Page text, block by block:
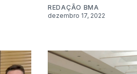
REDAÇÃO BMA
dezembro 17, 2022